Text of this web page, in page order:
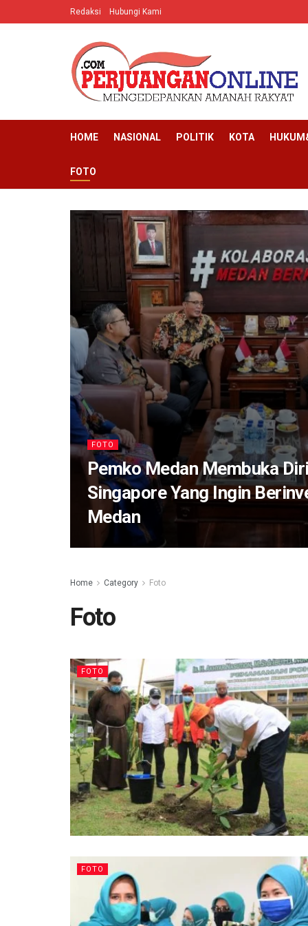
Redaksi Hubungi Kami
HOME NASIONAL POLITIK KOTA
FOTO
FOTO
Pemko Medan Membuka
Singapore Yang Ingin
Medan
Home Category Foto
Foto
FOTO
FOTO